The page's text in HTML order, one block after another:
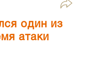
один из
атаки